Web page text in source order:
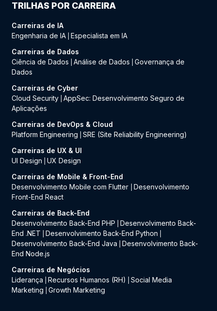
TRILHAS POR CARREIRA
Carreiras de IA
Engenharia de IA Especialista em IA
Carreiras de Dados
Ciência de Dados
Análise de Dados
Governança de
Dados
Carreiras de Cyber
Cloud Security AppSec: Desenvolvimento Seguro de
Aplicações
Carreiras de DevOps & Cloud
Platform Engineering
SRE (Site Reliability Engineering)
Carreiras de UX & UI
UI Design
UX Design
Carreiras de Mobile & Front-End
Desenvolvimento Mobile com Flutter
Desenvolvimento
Front-End React
Carreiras de Back-End
Desenvolvimento Back-End PHP
Desenvolvimento Back-
End .NET
Desenvolvimento Back-End Python
Desenvolvimento Back-End Java
Desenvolvimento Back-
End Node.js
Carreiras de Negócios
Liderança
Recursos Humanos (RH)
Social Media
Marketing
Growth Marketing